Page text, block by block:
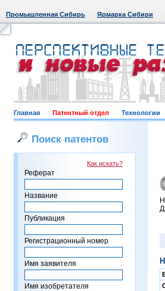
Промышленная Сибирь Ярмарка Сибири
Главная Патентный отдел Технологии
Поиск патентов
Как искать?
Реферат
Название
Публикация
Регистрационный номер
Имя заявителя
Имя изобретателя